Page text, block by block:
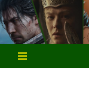
Aller
au
contenu